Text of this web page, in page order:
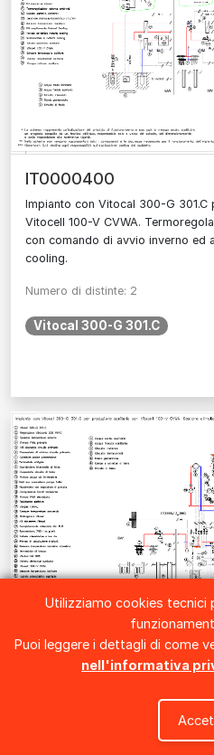
IT0000400
Impianto con Vitocal 300-G
Vitocell 100-V CVWA.
con comando di avvio inverno ed
cooling.
Numero di distinte: 2
Vitocal 300-G 301.C
Utilizziamo cookies tecnici
Puoi leggere i dettagli di come
nell'informativa